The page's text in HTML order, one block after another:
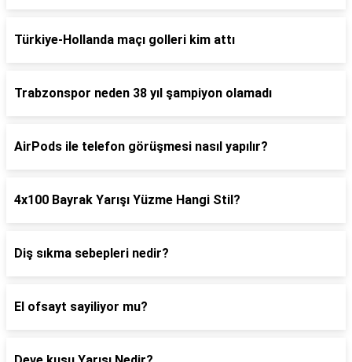
Türkiye-Hollanda maçı golleri kim attı
Trabzonspor neden 38 yıl şampiyon olamadı
AirPods ile telefon görüşmesi nasıl yapılır?
4x100 Bayrak Yarışı Yüzme Hangi Stil?
Diş sıkma sebepleri nedir?
El ofsayt sayiliyor mu?